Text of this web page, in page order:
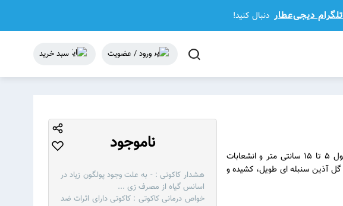
دیجی‌عطار دنبال کنید!
ورود / عضویت سبد خرید
گیاهی است علفی و یک ساله دارای ساقه ای به طول 5 تا 15 سانتی متر و انشعابات
آذین سنبله ای طویل، کشیده و
ناموجود
هشدار کاکوتی : - به علت وجود پولگون زیاد در
اسانس گیاه از مصرف زی ...
خواص درمانی کاکوتی : کاکوتی دارای اثرات ضد